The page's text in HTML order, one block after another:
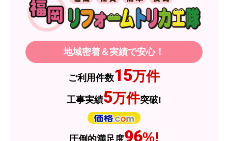
【その他感想・コメント】
製品価格もですが、設置や保証なども充実してい
るので、今後も頼りになるショップの一つです。
2026年7月3日 19:01
欲しい商品をスムーズに注文できましたか？
ショップからの連絡や対応は適切でしたか？
地域密着＆実績で安心！
ご利用件数15万件
工事実績5万件突破!
96%!